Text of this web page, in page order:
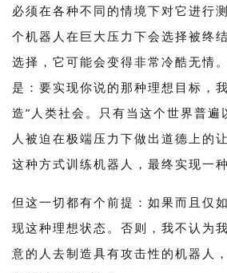
必须在各种不同的情境下对它进行
个机器人在巨大压力下会选择被终
选择，它可能会变得非常冷酷无情
是：要实现你说的那种理想目标，
造”人类社会。只有当这个世界普遍
人被迫在极端压力下做出道德上的
这种方式训练机器人，最终实现一
但这一切都有个前提：如果而且仅
现这种理想状态。否则，我不认为
意的人去制造具有攻击性的机器人